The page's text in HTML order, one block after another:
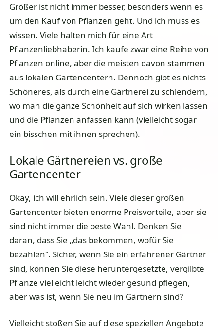
Größer ist nicht immer besser, besonders wenn es
um den Kauf von Pflanzen geht. Und ich muss es
wissen. Viele halten mich für eine Art
Pflanzenliebhaberin. Ich kaufe zwar eine Reihe von
Pflanzen online, aber die meisten davon stammen
aus lokalen Gartencentern. Dennoch gibt es nichts
Schöneres, als durch eine Gärtnerei zu schlendern,
wo man die ganze Schönheit auf sich wirken lassen
und die Pflanzen anfassen kann (vielleicht sogar
ein bisschen mit ihnen sprechen).
Lokale Gärtnereien vs. große
Gartencenter
Okay, ich will ehrlich sein. Viele dieser großen
Gartencenter bieten enorme Preisvorteile, aber sie
sind nicht immer die beste Wahl. Denken Sie
daran, dass Sie „das bekommen, wofür Sie
bezahlen“. Sicher, wenn Sie ein erfahrener Gärtner
sind, können Sie diese heruntergesetzte, vergilbte
Pflanze vielleicht leicht wieder gesund pflegen,
aber was ist, wenn Sie neu im Gärtnern sind?
Vielleicht stoßen Sie auf diese speziellen Angebote